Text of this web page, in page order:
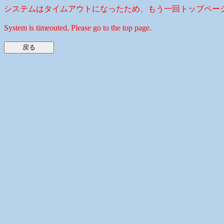
システムはタイムアウトになったため、もう一回トップペー
System is timeouted, Please go to the top page.